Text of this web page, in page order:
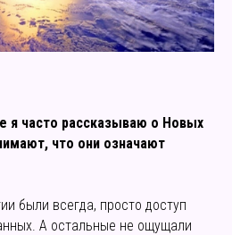
я часто рассказываю о Новых
что они означают
были всегда, просто доступ
А остальные не ощущали